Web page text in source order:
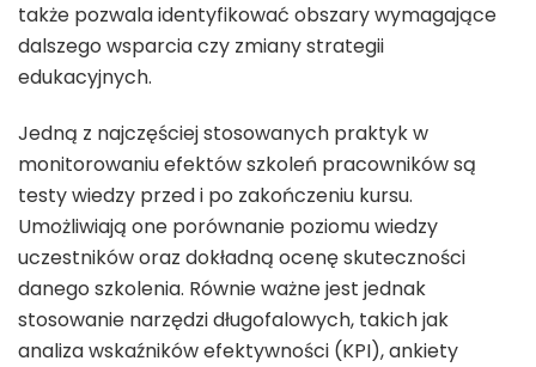
także pozwala identyfikować obszary wymagające
dalszego wsparcia czy zmiany strategii
edukacyjnych.
Jedną z najczęściej stosowanych praktyk w
monitorowaniu efektów szkoleń pracowników są
testy wiedzy przed i po zakończeniu kursu.
Umożliwiają one porównanie poziomu wiedzy
uczestników oraz dokładną ocenę skuteczności
danego szkolenia. Równie ważne jest jednak
stosowanie narzędzi długofalowych, takich jak
analiza wskaźników efektywności (KPI), ankiety